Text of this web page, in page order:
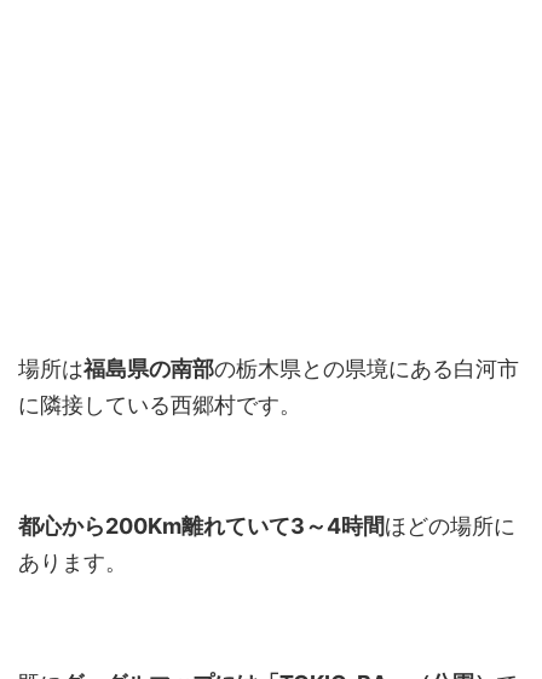
場所は福島県の南部の栃木県との県境にある白河市
に隣接している西郷村です。
都心から200Km離れていて3～4時間ほどの場所に
あります。